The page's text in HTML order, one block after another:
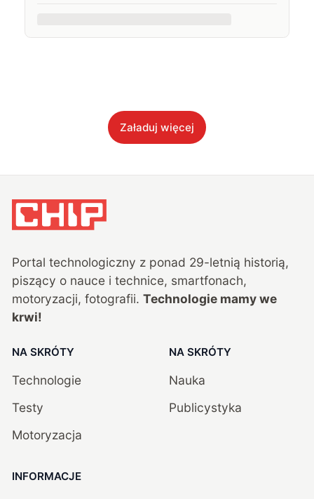
Załaduj więcej
Portal technologiczny z ponad 29-letnią historią,
piszący o nauce i technice, smartfonach,
motoryzacji, fotografii. Technologie mamy we
krwi!
NA SKRÓTY
Technologie
Testy
Motoryzacja
NA SKRÓTY
Nauka
Publicystyka
INFORMACJE